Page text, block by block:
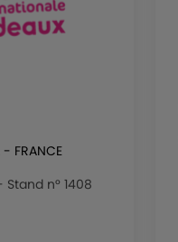
FRANCE
Stand n° 1408